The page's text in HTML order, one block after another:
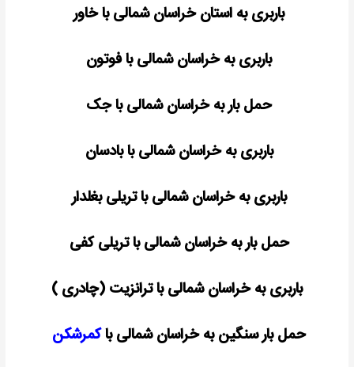
باربری به استان خراسان شمالی باخاور
باربری به خراسان شمالی با فوتون
حمل بار به خراسان شمالی با جک
باربری به خراسان شمالی با بادسان
باربری به خراسان شمالی با تریلی بغلدار
حمل بار به خراسان شمالی با تریلی کفی
باربری به خراسان شمالی با ترانزیت (چادری )
حمل بار سنگین به خراسان شمالی باکمرشکن